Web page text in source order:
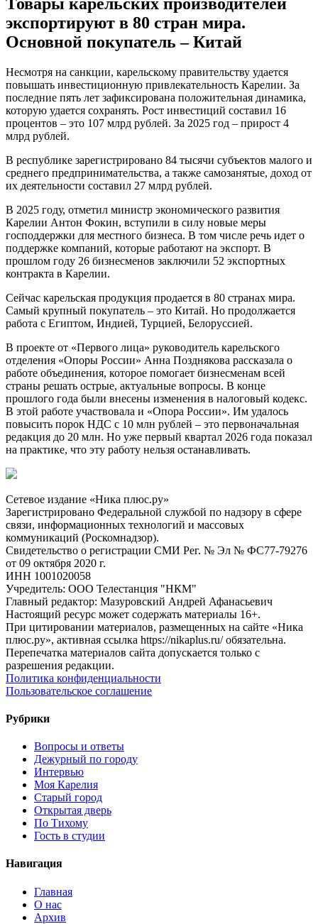
экспортируют в 80 стран мира.
Основной покупатель – Китай
Несмотря на санкции, карельскому правительству удается
повышать инвестиционную привлекательность Карелии. За
последние пять лет зафиксирована положительная динамика,
которую удается сохранять. Рост инвестиций составил 16
процентов – это 107 млрд рублей. За 2025 год – прирост 4
млрд рублей.
В республике зарегистрировано 84 тысячи субъектов малого и
среднего предпринимательства, а также самозанятые, доход от
их деятельности составил 27 млрд рублей.
В 2025 году, отметил министр экономического развития
Карелии Антон Фокин, вступили в силу новые меры
господдержки для местного бизнеса. В том числе речь идет о
поддержке компаний, которые работают на экспорт. В
прошлом году 26 бизнесменов заключили 52 экспортных
контракта в Карелии.
Сейчас карельская продукция продается в 80 странах мира.
Самый крупный покупатель – это Китай. Но продолжается
работа с Египтом, Индией, Турцией, Белоруссией.
В проекте от «Первого лица» руководитель карельского
отделения «Опоры России» Анна Позднякова рассказала о
работе объединения, которое помогает бизнесменам всей
страны решать острые, актуальные вопросы. В конце
прошлого года были внесены изменения в налоговый кодекс.
В этой работе участвовала и «Опора России». Им удалось
повысить порок НДС с 10 млн рублей – это первоначальная
редакция до 20 млн. Но уже первый квартал 2026 года показал
на практике, что эту работу нельзя останавливать.
Сетевое издание «Ника плюс.ру»
Зарегистрировано Федеральной службой по надзору в сфере
связи, информационных технологий и массовых
коммуникаций (Роскомнадзор).
Свидетельство о регистрации СМИ Рег. № Эл № ФС77-79276
от 09 октября 2020 г.
ИНН 1001020058
Учредитель: ООО Телестанция "НКМ"
Главный редактор: Мазуровский Андрей Афанасьевич
Настоящий ресурс может содержать материалы 16+.
При цитировании материалов, размещенных на сайте «Ника
плюс.ру», активная ссылка https://nikaplus.ru/ обязательна.
Перепечатка материалов сайта допускается только с
разрешения редакции.
Политика конфиденциальности
Пользовательское соглашение
Рубрики
Вопросы и ответы
Дежурный по городу
Интервью
Моя Карелия
Старый город
Открытая дверь
По Тихому
Гость в студии
Навигация
Главная
О нас
Архив